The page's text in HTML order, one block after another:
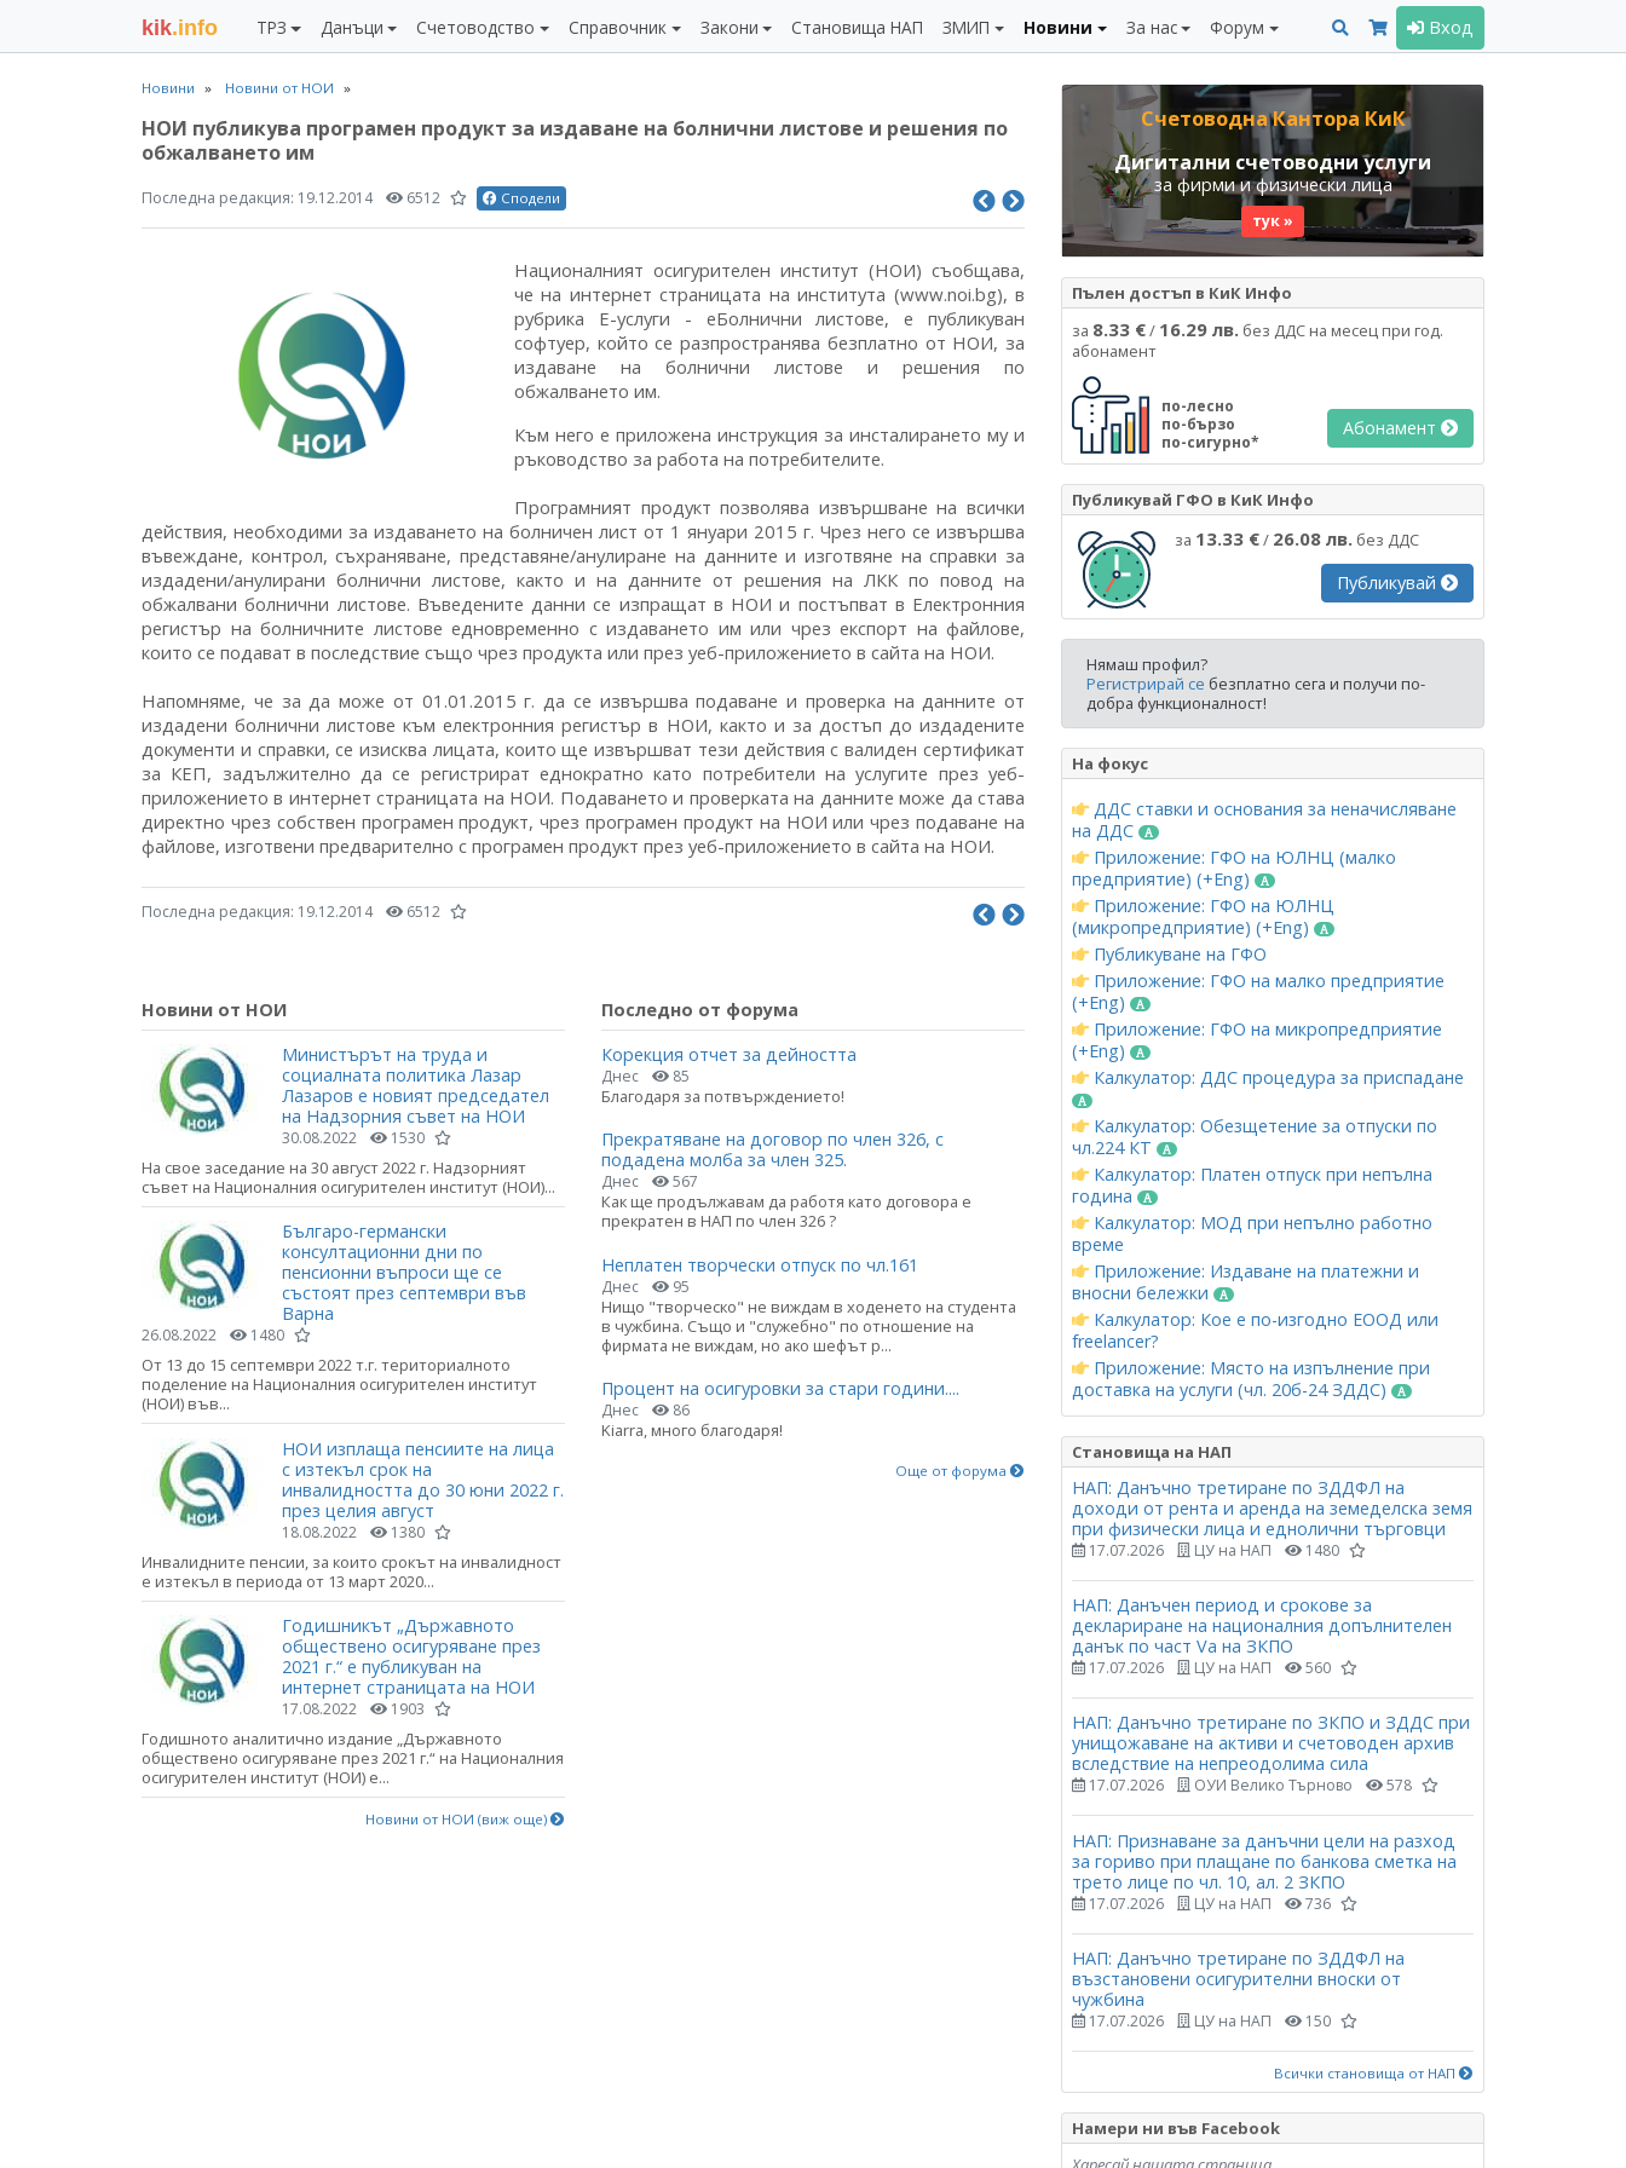
kik.info ТРЗ Данъци Счетоводство Справочник Закони Становища НАП ЗМИП Новини За нас Форум Вход
Новини Новини от НОИ
НОИ публикува програмен продукт за издаване на болнични листове и решения по
обжалването им
Последна редакция: 19.12.2014 6512 Сподели
Националният осигурителен институт (НОИ) съобщава,
че на интернет страницата на института (www.noi.bg), в
рубрика Е-услуги - еБолнични листове, е публикуван
софтуер, който се разпространява безплатно от НОИ, за
издаване на болнични листове и решения по
обжалването им.
Към него е приложена инструкция за инсталирането му и
ръководство за работа на потребителите.
Програмният продукт позволява извършване на всички
действия, необходими за издаването на болничен лист от 1 януари 2015 г. Чрез него се извършва
въвеждане, контрол, съхраняване, представяне/анулиране на данните и изготвяне на справки за
издадени/анулирани болнични листове, както и на данните от решения на ЛКК по повод на
обжалвани болнични листове. Въведените данни се изпращат в НОИ и постъпват в Електронния
регистър на болничните листове едновременно с издаването им или чрез експорт на файлове,
които се подават в последствие също чрез продукта или през уеб-приложението в сайта на НОИ.
Напомняме, че за да може от 01.01.2015 г. да се извършва подаване и проверка на данните от
издадени болнични листове към електронния регистър в НОИ, както и за достъп до издадените
документи и справки, се изисква лицата, които ще извършват тези действия с валиден сертификат
за КЕП, задължително да се регистрират еднократно като потребители на услугите през уеб-
приложението в интернет страницата на НОИ. Подаването и проверката на данните може да става
директно чрез собствен програмен продукт, чрез програмен продукт на НОИ или чрез подаване на
файлове, изготвени предварително с програмен продукт през уеб-приложението в сайта на НОИ.
Последна редакция: 19.12.2014 6512
Новини от НОИ
Министърът на труда и
социалната политика Лазар
Лазаров е новият председател
на Надзорния съвет на НОИ
30.08.2022 1530
На свое заседание на 30 август 2022 г. Надзорният
съвет на Националния осигурителен институт (НОИ)...
Българо-германски
консултационни дни по
пенсионни въпроси ще се
състоят през септември във
Варна
26.08.2022 1480
От 13 до 15 септември 2022 т.г. териториалното
поделение на Националния осигурителен институт
(НОИ) във...
НОИ изплаща пенсиите на лица
с изтекъл срок на
инвалидността до 30 юни 2022 г.
през целия август
18.08.2022 1380
Инвалидните пенсии, за които срокът на инвалидност
е изтекъл в периода от 13 март 2020...
Годишникът „Държавното
обществено осигуряване през
2021 г.“ е публикуван на
интернет страницата на НОИ
17.08.2022 1903
Годишното аналитично издание „Държавното
обществено осигуряване през 2021 г.“ на Националния
осигурителен институт (НОИ) е...
Новини от НОИ (виж още)
Последно от форума
Корекция отчет за дейността
Днес 85
Благодаря за потвърждението!
Прекратяване на договор по член 326, с
подадена молба за член 325.
Днес 567
Как ще продължавам да работя като договора е
прекратен в НАП по член 326 ?
Неплатен творчески отпуск по чл.161
Днес 95
Нищо "творческо" не виждам в ходенето на студента
в чужбина. Също и "служебно" по отношение на
фирмата не виждам, но ако шефът р...
Процент на осигуровки за стари години....
Днес 86
Kiarra, много благодаря!
Още от форума
Счетоводна Кантора КиК
Дигитални счетоводни услуги
за фирми и физически лица
тук »
Пълен достъп в КиК Инфо
за 8.33 €/ 16.29 лв. без ДДС на месец при год.
абонамент
по-лесно
по-бързо
по-сигурно*
Абонамент
Публикувай ГФО в КиК Инфо
за 13.33 €/ 26.08 лв. без ДДС
Публикувай
Нямаш профил?
Регистрирай се безплатно сега и получи по-
добра функционалност!
На фокус
ДДС ставки и основания за неначисляване
на ДДС
Приложение: ГФО на ЮЛНЦ (малко
предприятие) (+Eng)
Приложение: ГФО на ЮЛНЦ
(микропредприятие) (+Eng)
Публикуване на ГФО
Приложение: ГФО на малко предприятие
(+Eng)
Приложение: ГФО на микропредприятие
(+Eng)
Калкулатор: ДДС процедура за приспадане
Калкулатор: Обезщетение за отпуски по
чл.224 КТ
Калкулатор: Платен отпуск при непълна
година
Калкулатор: МОД при непълно работно
време
Приложение: Издаване на платежни и
вносни бележки
Калкулатор: Кое е по-изгодно ЕООД или
freelancer?
Приложение: Място на изпълнение при
доставка на услуги (чл. 20б-24 ЗДДС)
Становища на НАП
НАП: Данъчно третиране по ЗДДФЛ на
доходи от рента и аренда на земеделска земя
при физически лица и еднолични търговци
17.07.2026 ЦУ на НАП 1480
НАП: Данъчен период и срокове за
деклариране на националния допълнителен
данък по част Vа на ЗКПО
17.07.2026 ЦУ на НАП 560
НАП: Данъчно третиране по ЗКПО и ЗДДС при
унищожаване на активи и счетоводен архив
вследствие на непреодолима сила
17.07.2026 ОУИ Велико Търново 578
НАП: Признаване за данъчни цели на разход
за гориво при плащане по банкова сметка на
трето лице по чл. 10, ал. 2 ЗКПО
17.07.2026 ЦУ на НАП 736
НАП: Данъчно третиране по ЗДДФЛ на
възстановени осигурителни вноски от
чужбина
17.07.2026 ЦУ на НАП 150
Всички становища от НАП
Намери ни във Facebook